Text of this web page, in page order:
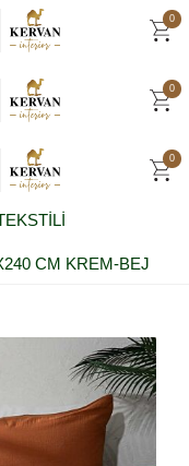
0
0
0
CM KREM-BEJ